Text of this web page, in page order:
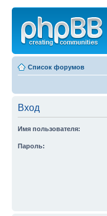
Список форумов
Вход
Имя пользователя:
Пароль: